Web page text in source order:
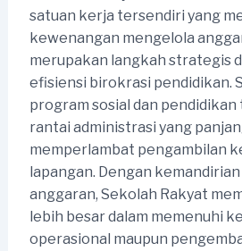
satuan kerja tersendiri yang
kewenangan mengelola
merupakan langkah strategis
efisiensi birokrasi pendidikan.
program sosial dan
rantai administrasi yang
memperlambat pengambilan
lapangan. Dengan
anggaran, Sekolah Rakyat
lebih besar dalam memenuhi
operasional maupun